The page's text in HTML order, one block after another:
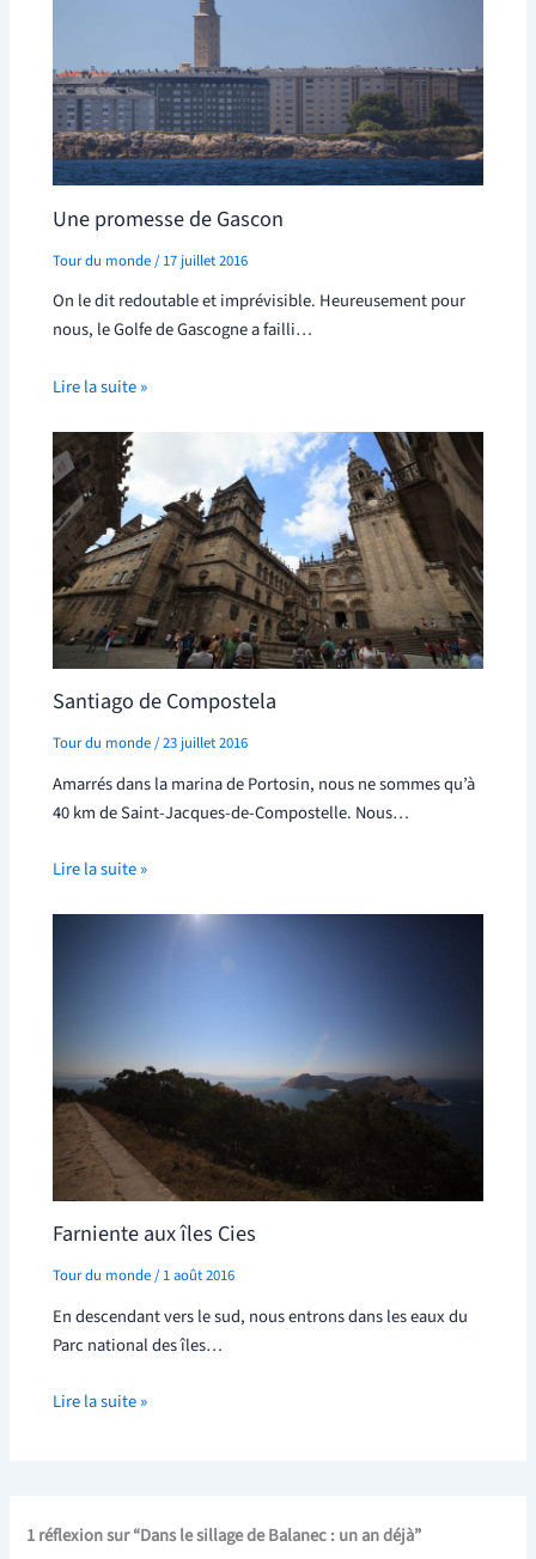
Une promesse de Gascon
Tour du monde/17 juillet 2016
On le dit redoutable et imprévisible. Heureusement pour
nous, le Golfe de Gascogne a failli…
Lire la suite »
Santiago de Compostela
Tour du monde/23 juillet 2016
Amarrés dans la marina de Portosin, nous ne sommes qu’à
40 km de Saint-Jacques-de-Compostelle. Nous…
Lire la suite »
Farniente aux îles Cies
Tour du monde/1 août 2016
En descendant vers le sud, nous entrons dans les eaux du
Parc national des îles…
Lire la suite »
1 réflexion sur “Dans le sillage de Balanec : un an déjà”